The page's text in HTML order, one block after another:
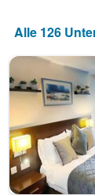
hat
Achse,
die
Wochentage
anzeigt.
Das
Diagramm
hat
Alle 126